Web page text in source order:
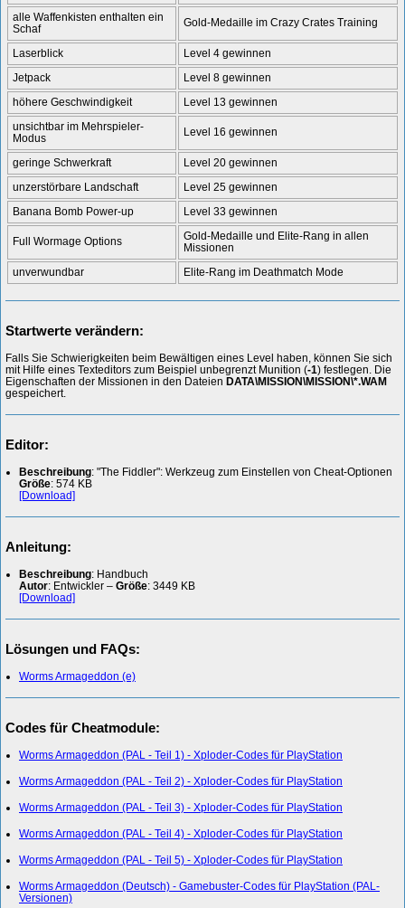
alle Waffenkisten enthalten ein
Schaf
Gold-Medaille im Crazy Crates Training
Laserblick
Level 4 gewinnen
Jetpack
Level 8 gewinnen
höhere Geschwindigkeit
Level 13 gewinnen
unsichtbar im Mehrspieler-
Modus
Level 16 gewinnen
geringe Schwerkraft
Level 20 gewinnen
unzerstörbare Landschaft
Level 25 gewinnen
Banana Bomb Power-up
Level 33 gewinnen
Full Wormage Options
Gold-Medaille und Elite-Rang in allen
Missionen
unverwundbar
Elite-Rang im Deathmatch Mode
Startwerte verändern:
Falls Sie Schwierigkeiten beim Bewältigen eines Level haben, können Sie sich
mit Hilfe eines Texteditors zum Beispiel unbegrenzt Munition (-1) festlegen. Die
Eigenschaften der Missionen in den Dateien DATA\MISSION\MISSION\*.WAM
gespeichert.
Editor:
Beschreibung: "The Fiddler": Werkzeug zum Einstellen von Cheat-Optionen
Größe: 574 KB
[Download]
Anleitung:
Beschreibung: Handbuch
Autor: Entwickler – Größe: 3449 KB
[Download]
Lösungen und FAQs:
Worms Armageddon (e)
Codes für Cheatmodule:
Worms Armageddon (PAL - Teil 1) - Xploder-Codes für PlayStation
Worms Armageddon (PAL - Teil 2) - Xploder-Codes für PlayStation
Worms Armageddon (PAL - Teil 3) - Xploder-Codes für PlayStation
Worms Armageddon (PAL - Teil 4) - Xploder-Codes für PlayStation
Worms Armageddon (PAL - Teil 5) - Xploder-Codes für PlayStation
Worms Armageddon (Deutsch) - Gamebuster-Codes für PlayStation (PAL-
Versionen)